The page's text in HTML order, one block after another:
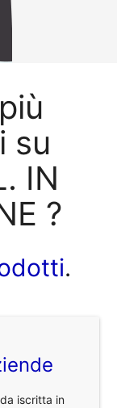
su
IN
?
.
iscritta in